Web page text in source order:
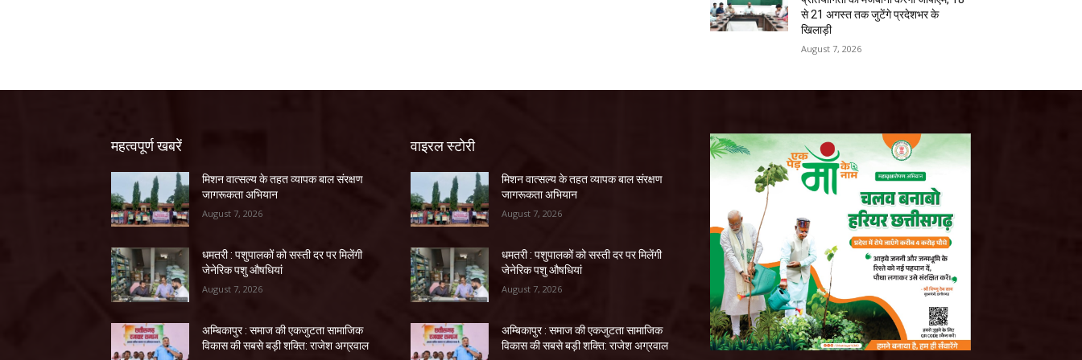
से 21 अगस्त तक जुटेंगे प्रदेशभर के
खिलाड़ी
August 7, 2026
महत्वपूर्ण खबरें
मिशन वात्सल्य के तहत व्यापक बाल संरक्षण
जागरूकता अभियान
August 7, 2026
धमतरी : पशुपालकों को सस्ती दर पर मिलेंगी
जेनेरिक पशु औषधियां
August 7, 2026
अम्बिकापुर : समाज की एकजुटता सामाजिक
विकास की सबसे बड़ी शक्ति: राजेश अग्रवाल
वाइरल स्टोरी
मिशन वात्सल्य के तहत व्यापक बाल संरक्षण
जागरूकता अभियान
August 7, 2026
धमतरी : पशुपालकों को सस्ती दर पर मिलेंगी
जेनेरिक पशु औषधियां
August 7, 2026
अम्बिकापुर : समाज की एकजुटता सामाजिक
विकास की सबसे बड़ी शक्ति: राजेश अग्रवाल